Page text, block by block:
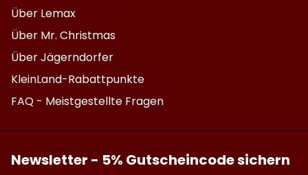
Über Lemax
Über Mr. Christmas
Über Jägerndorfer
KleinLand-Rabattpunkte
FAQ - Meistgestellte Fragen
Newsletter - 5% Gutscheincode sichern